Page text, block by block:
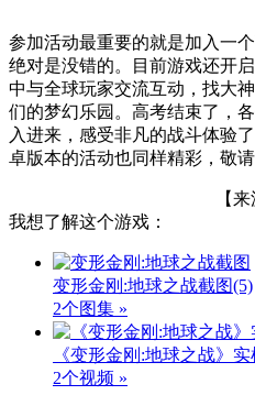
参加活动最重要的就是加入一
绝对是没错的。目前游戏还开
中与全球玩家交流互动，找大
们的梦幻乐园。高考结束了，
入进来，感受非凡的战斗体验
卓版本的活动也同样精彩，敬
【
我想了解这个游戏：
变形金刚:地球之战截图(5)
2个图集 »
《变形金刚:地球之战》
2个视频 »